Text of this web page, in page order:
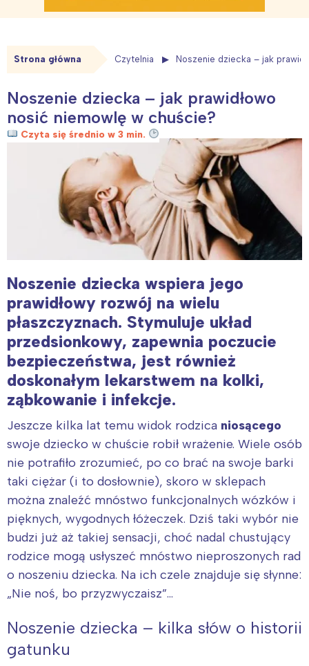
Strona główna Czytelnia Noszenie dziecka – jak
Noszenie dziecka – jak prawidłowo
nosić niemowlę w chuście?
Czyta się średnio w 3 min.
Noszenie dziecka wspiera jego
prawidłowy rozwój na wielu
płaszczyznach. Stymuluje układ
przedsionkowy, zapewnia poczucie
bezpieczeństwa, jest również
doskonałym lekarstwem na kolki,
ząbkowanie i infekcje.
Jeszcze kilka lat temu widok rodzica niosącego
swoje dziecko w chuście robił wrażenie. Wiele osób
nie potrafiło zrozumieć, po co brać na swoje barki
taki ciężar (i to dosłownie), skoro w sklepach
można znaleźć mnóstwo funkcjonalnych wózków i
pięknych, wygodnych łóżeczek. Dziś taki wybór nie
budzi już aż takiej sensacji, choć nadal chustujący
rodzice mogą usłyszeć mnóstwo nieproszonych rad
o noszeniu dziecka. Na ich czele znajduje się słynne:
„Nie noś, bo przyzwyczaisz”…
Noszenie dziecka – kilka słów o historii
gatunku